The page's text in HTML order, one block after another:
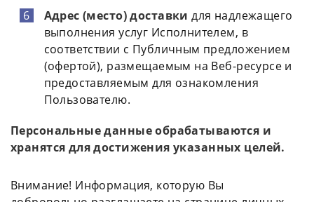
Адрес (место) доставки для надлежащего
выполнения услуг Исполнителем, в
соответствии с Публичным предложением
(офертой), размещаемым на Веб-ресурсе и
предоставляемым для ознакомления
Пользователю.
Персональные данные обрабатываются и
хранятся для достижения указанных целей.
Внимание! Информация, которую Вы